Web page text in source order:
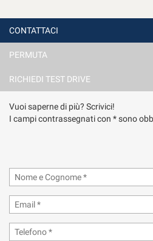
CONTATTACI
PERMUTA
RICHIEDI TEST DRIVE
Vuoi saperne di più? Scrivici!
I campi contrassegnati con * sono